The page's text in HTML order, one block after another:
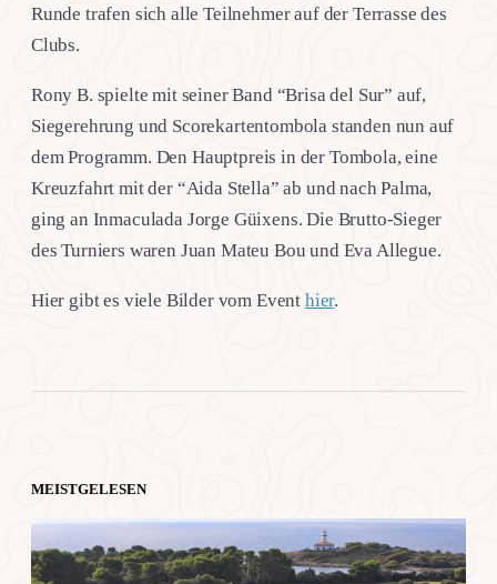
Runde trafen sich alle Teilnehmer auf der Terrasse des
Clubs.
Rony B. spielte mit seiner Band “Brisa del Sur” auf,
Siegerehrung und Scorekartentombola standen nun auf
dem Programm. Den Hauptpreis in der Tombola, eine
Kreuzfahrt mit der “Aida Stella” ab und nach Palma,
ging an Inmaculada Jorge Güixens. Die Brutto-Sieger
des Turniers waren Juan Mateu Bou und Eva Allegue.
Hier gibt es viele Bilder vom Event hier.
MEISTGELESEN